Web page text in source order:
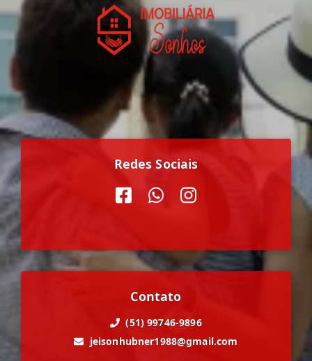
Redes Sociais
Contato
(51) 99746-9896
jeisonhubner1988@gmail.com